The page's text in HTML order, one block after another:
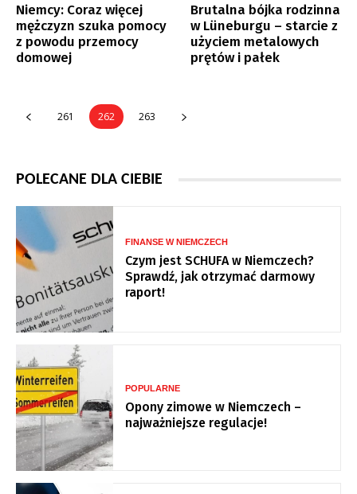
Niemcy: Coraz więcej
mężczyzn szuka pomocy
z powodu przemocy
domowej
Brutalna bójka rodzinna
w Lüneburgu – starcie z
użyciem metalowych
prętów i pałek
261 262 263
POLECANE DLA CIEBIE
FINANSE W NIEMCZECH
Czym jest SCHUFA w Niemczech?
Sprawdź, jak otrzymać darmowy
raport!
POPULARNE
Opony zimowe w Niemczech –
najważniejsze regulacje!